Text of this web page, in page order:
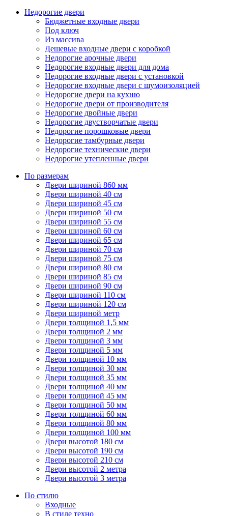
Недорогие двери
Бюджетные входные двери
Под ключ
Из массива
Дешевые входные двери с коробкой
Недорогие арочные двери
Недорогие входные двери для дома
Недорогие входные двери с установкой
Недорогие входные двери с шумоизоляцией
Недорогие двери на кухню
Недорогие двери от производителя
Недорогие двойные двери
Недорогие двустворчатые двери
Недорогие порошковые двери
Недорогие тамбурные двери
Недорогие технические двери
Недорогие утепленные двери
По размерам
Двери шириной 860 мм
Двери шириной 40 см
Двери шириной 45 см
Двери шириной 50 см
Двери шириной 55 см
Двери шириной 60 см
Двери шириной 65 см
Двери шириной 70 см
Двери шириной 75 см
Двери шириной 80 см
Двери шириной 85 см
Двери шириной 90 см
Двери шириной 110 см
Двери шириной 120 см
Двери шириной метр
Двери толщиной 1,5 мм
Двери толщиной 2 мм
Двери толщиной 3 мм
Двери толщиной 5 мм
Двери толщиной 10 мм
Двери толщиной 30 мм
Двери толщиной 35 мм
Двери толщиной 40 мм
Двери толщиной 45 мм
Двери толщиной 50 мм
Двери толщиной 60 мм
Двери толщиной 80 мм
Двери толщиной 100 мм
Двери высотой 180 см
Двери высотой 190 см
Двери высотой 210 см
Двери высотой 2 метра
Двери высотой 3 метра
По стилю
Входные
В стиле техно